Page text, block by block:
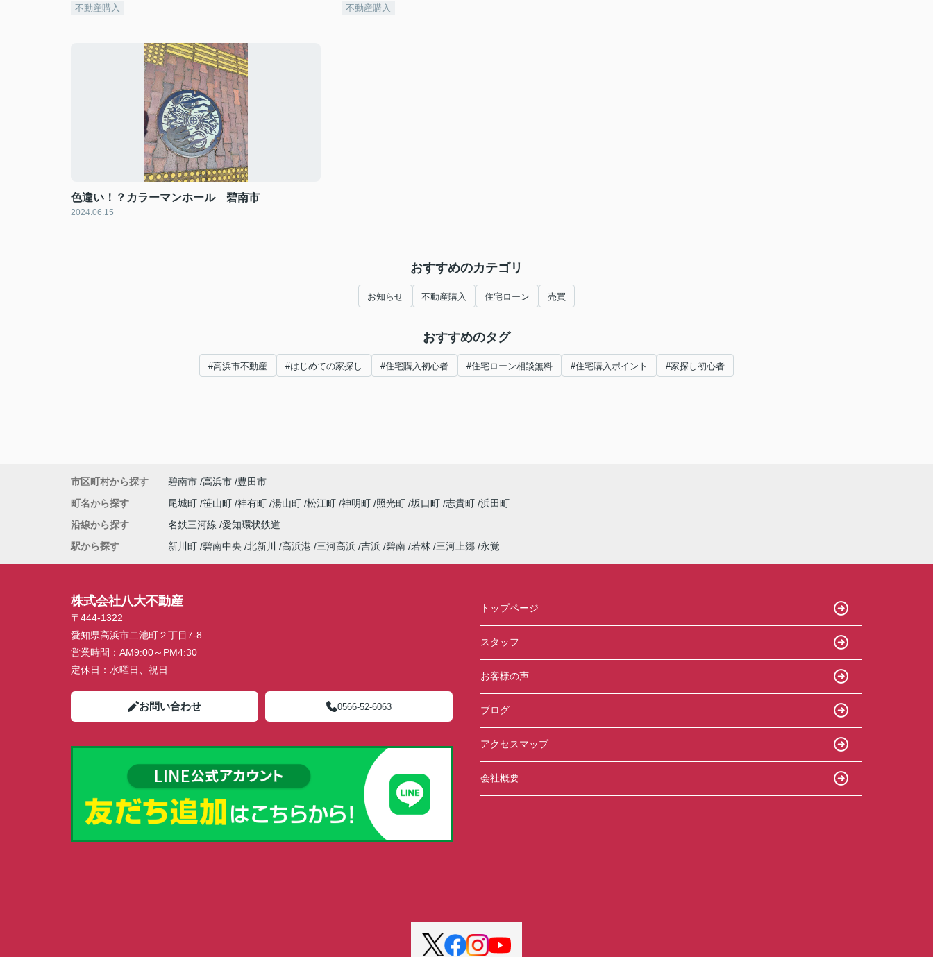
不動産購入 不動産購入
色違い！？カラーマンホール 碧南市
2024.06.15
おすすめのカテゴリ
お知らせ 不動産購入 住宅ローン 売買
おすすめのタグ
#高浜市不動産 #はじめての家探し #住宅購入初心者 #住宅ローン相談無料 #住宅購入ポイント #家探し初心者
市区町村から探す 碧南市 高浜市 豊田市
町名から探す
尾城町 笹山町 神有町 湯山町 松江町 神明町 照光町 坂口町 志貴町 浜田町
沿線から探す
名鉄三河線 愛知環状鉄道
駅から探す
新川町 碧南中央 北新川 高浜港 三河高浜 吉浜 碧南 若林 三河上郷 永覚
株式会社八大不動産
〒444-1322
愛知県高浜市二池町２丁目7-8
営業時間： AM9:00～PM4:30
定休日： 水曜日、祝日
お問い合わせ 0566-52-6063
トップページ
スタッフ
お客様の声
ブログ
アクセスマップ
会社概要